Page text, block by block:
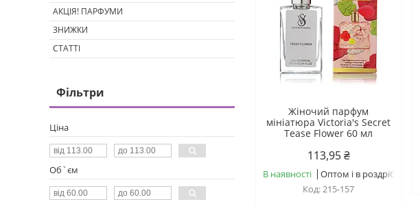
Жіночий парфум
мініатюра Victoria's Secret
Tease Flower 60 мл
113,95 ₴
В наявності
Оптом і в роздріб
215-157
АКЦІЯ! ПАРФУМИ
ЗНИЖКИ
СТАТТІ
Фільтри
Ціна
Об`єм